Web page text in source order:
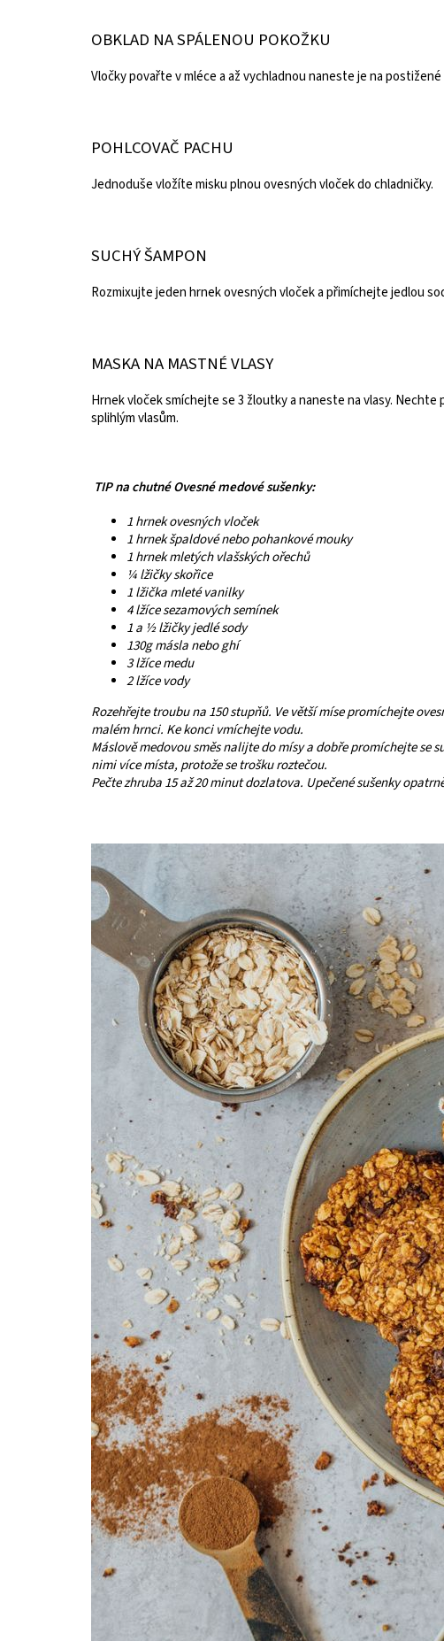
OBKLAD NA SPÁLENOU POKOŽKU
Vločky povařte v mléce a až vychladnou naneste je na
POHLCOVAČ PACHU
Jednoduše vložíte misku plnou ovesných vloček do chladničky.
SUCHÝ ŠAMPON
Rozmixujte jeden hrnek ovesných vloček a přimíchejte jedlou
MASKA NA MASTNÉ VLASY
Hrnek vloček smíchejte se 3 žloutky a naneste na vlasy.
splihlým vlasům.
TIP na chutné Ovesné medové sušenky:
1 hrnek ovesných vloček
1 hrnek špaldové nebo pohankové mouky
1 hrnek mletých vlašských ořechů
¼ lžičky skořice
1 lžička mleté ​​vanilky
4 lžíce sezamových semínek
1 a ½ lžičky jedlé sody
130g másla nebo ghí
3 lžíce medu
2 lžíce vody
Rozehřejte troubu na 150 stupňů. Ve větší míse promíchejte
malém hrnci. Ke konci vmíchejte vodu.
Máslově medovou směs nalijte do mísy a dobře promíchejte
nimi více místa, protože se trošku roztečou.
Pečte zhruba 15 až 20 minut dozlatova. Upečené sušenky